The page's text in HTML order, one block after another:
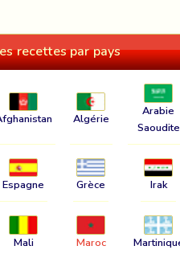
recettes par pays
Algérie
Arabie
Saoudite
Espagne Grèce Irak
Mali Maroc